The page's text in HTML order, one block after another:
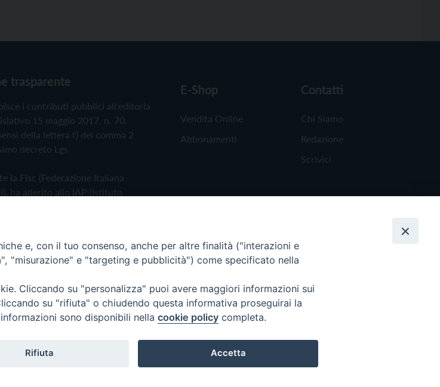
trasparente
i contributi pubblici all'editoria
15 maggio 2017, n. 70.
della lettera f) del comma 2
decreto Lgs.
la Fisc (Federazione Italiana
ha aderito allo IAP (Istituto
Policy
E-Shop
Vendita Online
Abbonamenti
Contatti
Chi Siamo
Redazione
Scrivici
e, con il tuo consenso, anche per altre finalità ("interazioni e
"misurazione" e "targeting e pubblicità") come specificato nella
Cliccando su "personalizza" puoi avere maggiori informazioni sui
su "rifiuta" o chiudendo questa informativa proseguirai la
sono disponibili nella cookie policy completa.
Rifiuta Accetta